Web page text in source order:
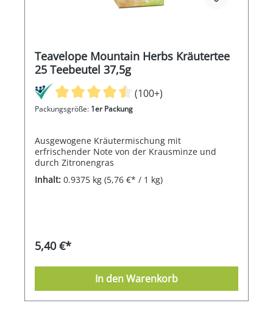
Teavelope Mountain Herbs Kräutertee
25 Teebeutel 37,5g
(100+)
Packungsgröße: 1er Packung
Ausgewogene Kräutermischung mit
erfrischender Note von der Krausminze und
durch Zitronengras
Inhalt: 0.9375 kg (5,76 €* / 1 kg)
5,40 €*
In den Warenkorb